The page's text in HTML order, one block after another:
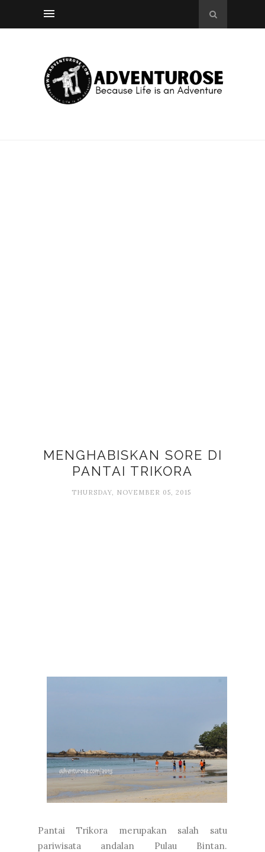
MENGHABISKAN SORE DI
PANTAI TRIKORA
THURSDAY, NOVEMBER 05, 2015
Pantai Trikora merupakan salah satu
pariwisata andalan Pulau Bintan.